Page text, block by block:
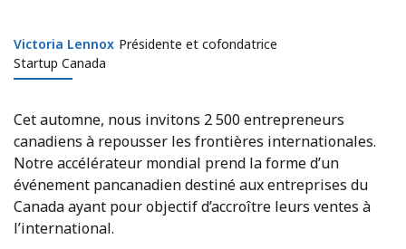
Victoria Lennox
Victoria Lennox Présidente et cofondatrice
Startup Canada
Cet automne, nous invitons 2 500 entrepreneurs
canadiens à repousser les frontières internationales.
Notre accélérateur mondial prend la forme d’un
événement pancanadien destiné aux entreprises du
Canada ayant pour objectif d’accroître leurs ventes à
l’international.